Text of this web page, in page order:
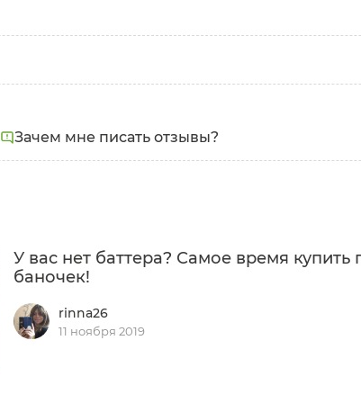
Зачем мне писать отзывы?
У вас нет баттера? Самое время купить
баночек!
rinna26
11 ноября 2019